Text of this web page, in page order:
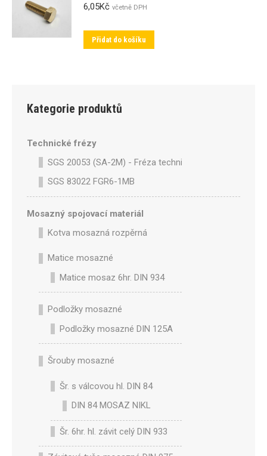
6,05Kč včetně DPH
Přidat do košíku
Kategorie produktů
Technické frézy
SGS 20053 (SA-2M) - Fréza technická SA-2M válcová
SGS 83022 FGR6-1MB
Mosazný spojovací materiál
Kotva mosazná rozpěrná
Matice mosazné
Matice mosaz 6hr. DIN 934
Podložky mosazné
Podložky mosazné DIN 125A
Šrouby mosazné
Šr. s válcovou hl. DIN 84
DIN 84 MOSAZ NIKL
Šr. 6hr. hl. závit celý DIN 933